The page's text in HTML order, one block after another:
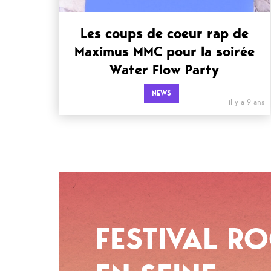
Les coups de coeur rap de
Maximus MMC pour la soirée
Water Flow Party
NEWS
il y a 9 ans
FESTIVAL